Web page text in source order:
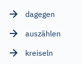
dagegen
auszählen
kreiseln